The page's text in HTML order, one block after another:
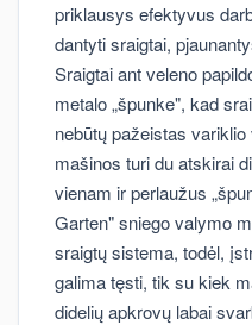
priklausys efektyvus
dantyti sraigtai,
Sraigtai ant veleno
metalo „špunke", kad
nebūtų pažeistas
mašinos turi du atskirai
vienam ir perlaužus
Garten" sniego valymo
sraigtų sistema, todėl,
galima tęsti, tik su kiek
didelių apkrovų labai